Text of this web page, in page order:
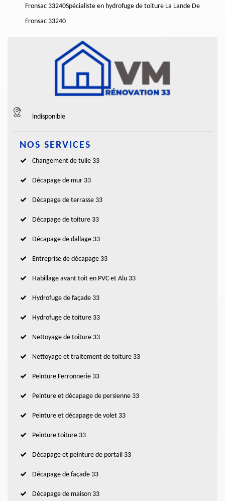
Fronsac 33240Spécialiste en hydrofuge de toiture La Lande De
Fronsac 33240
indisponible
NOS SERVICES
Changement de tuile 33
Décapage de mur 33
Décapage de terrasse 33
Décapage de toiture 33
Décapage de dallage 33
Entreprise de décapage 33
Habillage avant toit en PVC et Alu 33
Hydrofuge de façade 33
Hydrofuge de toiture 33
Nettoyage de toiture 33
Nettoyage et traitement de toiture 33
Peinture Ferronnerie 33
Peinture et décapage de persienne 33
Peinture et décapage de volet 33
Peinture toiture 33
Décapage et peinture de portail 33
Décapage de façade 33
Décapage de maison 33